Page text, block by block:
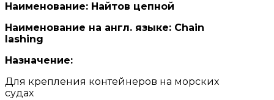
Наименование: Найтов цепной
Наименование на англ. языке: Chain
lashing
Назначение:
Для крепления контейнеров на морских
судах